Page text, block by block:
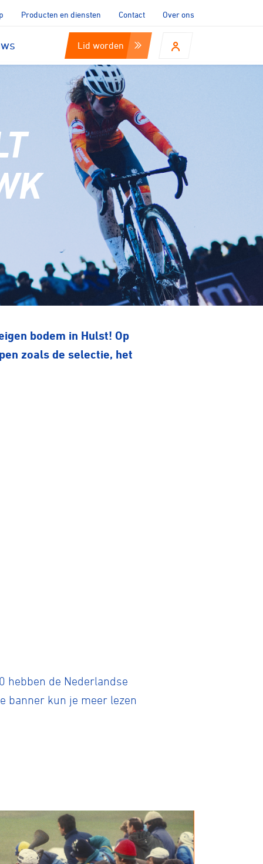
Producten en diensten Contact Over ons
Lid worden
bodem in Hulst! Op
zoals de selectie, het
hebben de Nederlandse
banner kun je meer lezen